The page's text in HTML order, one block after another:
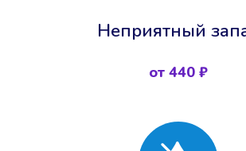
Неприятный
от 440 ₽